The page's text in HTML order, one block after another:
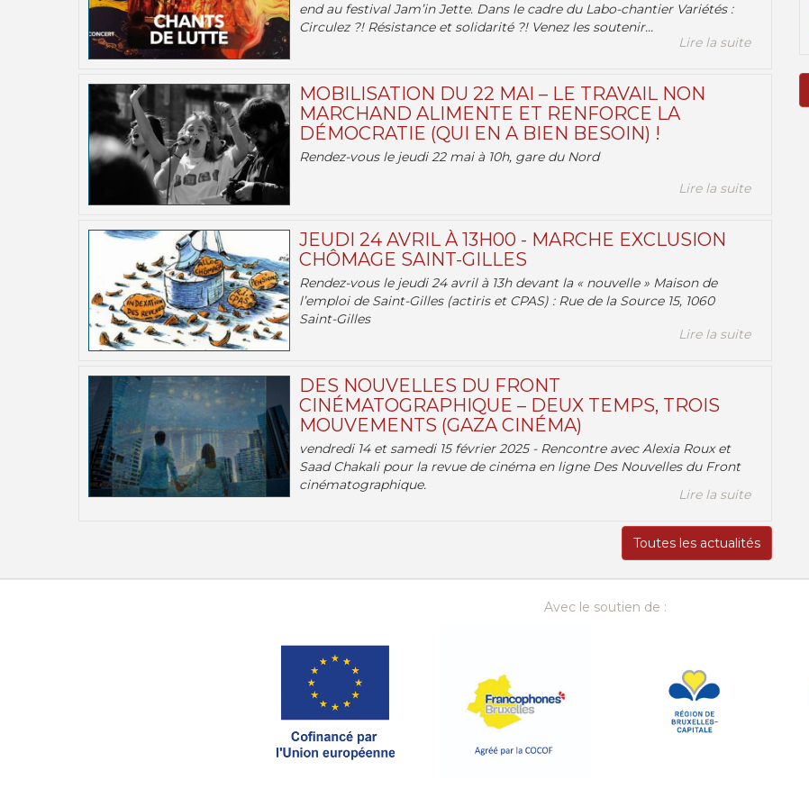
end au festival Jam’in Jette. Dans le cadre du Labo-chantier Variétés :
Circulez ?! Résistance et solidarité ?! Venez les soutenir...
Lire la suite
MOBILISATION DU 22 MAI – LE TRAVAIL NON
MARCHAND ALIMENTE ET RENFORCE LA
DÉMOCRATIE (QUI EN A BIEN BESOIN) !
Rendez-vous le jeudi 22 mai à 10h, gare du Nord
Lire la suite
JEUDI 24 AVRIL À 13H00 - MARCHE EXCLUSION
CHÔMAGE SAINT-GILLES
Rendez-vous le jeudi 24 avril à 13h devant la « nouvelle » Maison de
l’emploi de Saint-Gilles (actiris et CPAS) : Rue de la Source 15, 1060
Saint-Gilles
Lire la suite
DES NOUVELLES DU FRONT
CINÉMATOGRAPHIQUE – DEUX TEMPS, TROIS
MOUVEMENTS (GAZA CINÉMA)
vendredi 14 et samedi 15 février 2025 - Rencontre avec Alexia Roux et
Saad Chakali pour la revue de cinéma en ligne Des Nouvelles du Front
cinématographique.
Lire la suite
Toutes les actualités
Avec le soutien de :